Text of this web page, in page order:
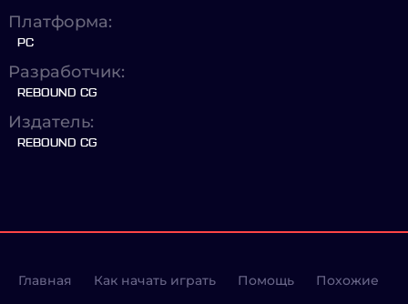
Платформа:
PC
Разработчик:
REBOUND CG
Издатель:
REBOUND CG
Главная Как начать играть Помощь Похожие